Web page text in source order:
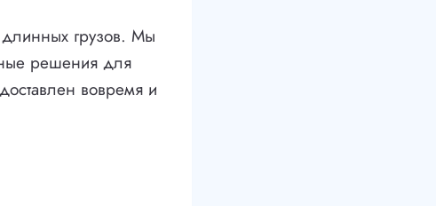
длинных грузов. Мы
решения для
вовремя и